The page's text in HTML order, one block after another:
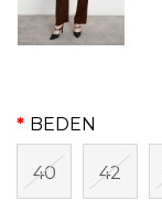
BEDEN
40 42